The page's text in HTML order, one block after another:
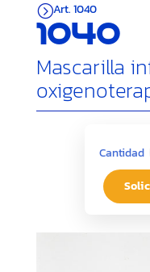
=Art. 1040
1040
Mascarilla
Cantidad